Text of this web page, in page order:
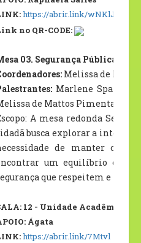
https://abrir.link/wNKlJ
no QR-CODE:
03. Segurança Pública e
Melissa de
Marlene Spaniol
de Mattos Pimenta
A mesa redonda
busca explorar a
de manter
um equilíbrio entre
que respeitem e
12 - Unidade Acadêmica
Ágata
https://abrir.link/7Mtvl